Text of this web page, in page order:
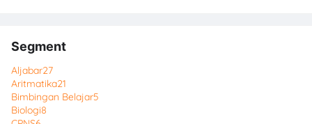
Segment
Aljabar27
Aritmatika21
Bimbingan Belajar5
Biologi8